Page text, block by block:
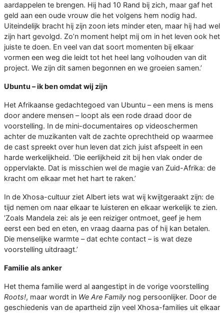
aardappelen te brengen. Hij had 10 Rand bij zich, maar gaf het
geld aan een oude vrouw die het volgens hem nodig had.
Uiteindelijk bracht hij zijn zoon iets minder eten, maar hij had wel
zijn hart gevolgd. Zo’n moment helpt mij om in het leven ook het
juiste te doen. En veel van dat soort momenten bij elkaar
vormen een weg die leidt tot het heel lang volhouden van dit
project. We zijn dit samen begonnen en we groeien samen.’
Ubuntu – ik ben omdat wij zijn
Het Afrikaanse gedachtegoed van Ubuntu – een mens is mens
door andere mensen – loopt als een rode draad door de
voorstelling. In de mini-documentaires op videoschermen
achter de muzikanten valt de zachte oprechtheid op waarmee
de cast spreekt over hun leven dat zich juist afspeelt in een
harde werkelijkheid. ‘Die eerlijkheid zit bij hen vlak onder de
oppervlakte. Dat is misschien wel de magie van Zuid-Afrika: de
kracht om elkaar met het hart te raken.’
In de Xhosa-cultuur ziet Albert iets wat wij kwijtgeraakt zijn: de
tijd nemen om naar elkaar te luisteren en elkaar werkelijk te zien.
‘Zoals Mandela zei: als je een reiziger ontmoet, geef je hem
eerst een bed en eten, en vraag daarna pas of hij kan betalen.
Die menselijke warmte – dat echte contact – is wat deze
voorstelling uitdraagt.’
Familie als anker
Het thema familie werd al aangestipt in de vorige voorstelling
Roots!, maar wordt in We Are Family nog persoonlijker. Door de
geschiedenis van de apartheid zijn veel Xhosa-families uit elkaar